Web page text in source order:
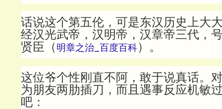
话说这个第五伦，可是东汉历史上大
经汉光武帝，汉明帝，汉章帝三代，
贤臣（ 明章之治_百度百科）。
这位爷个性刚直不阿，敢于说真话。
为朋友两肋插刀，而且遇事反应机敏
吧：